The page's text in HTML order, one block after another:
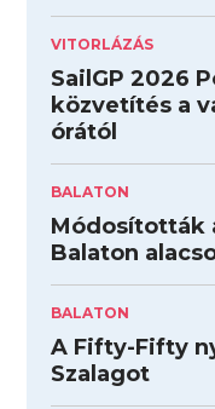
VITORLÁZÁS
SailGP 2026
közvetítés a
órától
BALATON
Módosították
Balaton
BALATON
A Fifty-Fifty
Szalagot